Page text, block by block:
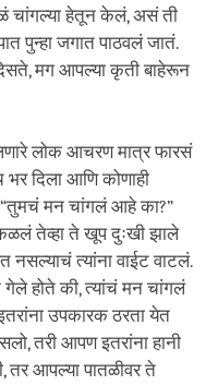
चांगल्या हेतून केलं, असं ती
पुन्हा जगात पाठवलं जातं.
मग आपल्या कृती बाहेरून
लोक आचरण मात्र फारसं
भर दिला आणि कोणाही
“तुमचं मन चांगलं आहे का?”
कळलं तेव्हा ते खूप दुःखी झाले
नसल्याचं त्यांना वाईट वाटलं.
होते की, त्यांचं मन चांगलं
उपकारक ठरता येत
तरी आपण इतरांना हानी
तर आपल्या पातळीवर ते